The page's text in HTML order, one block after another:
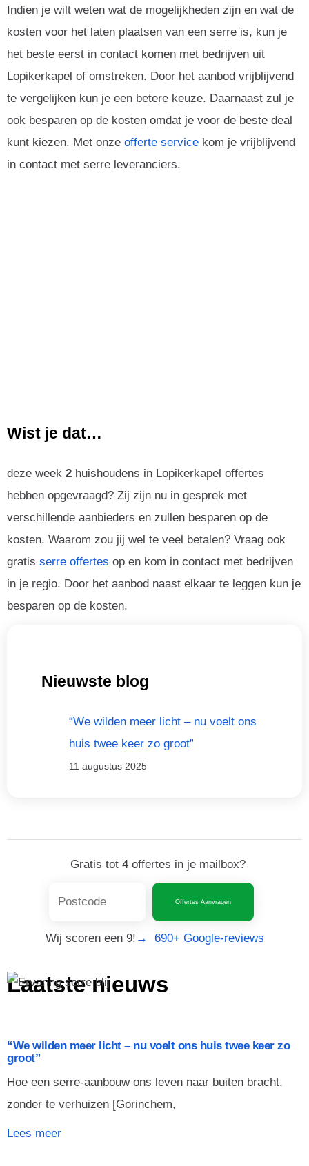
Indien je wilt weten wat de mogelijkheden zijn en wat de
kosten voor het laten plaatsen van een serre is, kun je
het beste eerst in contact komen met bedrijven uit
Lopikerkapel of omstreken. Door het aanbod vrijblijvend
te vergelijken kun je een betere keuze. Daarnaast zul je
ook besparen op de kosten omdat je voor de beste deal
kunt kiezen. Met onze offerte service kom je vrijblijvend
in contact met serre leveranciers.
Wist je dat…
deze week 2 huishoudens in Lopikerkapel offertes
hebben opgevraagd? Zij zijn nu in gesprek met
verschillende aanbieders en zullen besparen op de
kosten. Waarom zou jij wel te veel betalen? Vraag ook
gratis serre offertes op en kom in contact met bedrijven
in je regio. Door het aanbod naast elkaar te leggen kun je
besparen op de kosten.
Nieuwste blog
“We wilden meer licht – nu voelt ons
huis twee keer zo groot”
11 augustus 2025
Gratis tot 4 offertes in je mailbox?
Offertes Aanvragen
Wij scoren een 9! → 690+ Google-reviews
Laatste nieuws
“We wilden meer licht – nu voelt ons huis twee keer zo
groot”
Hoe een serre-aanbouw ons leven naar buiten bracht,
zonder te verhuizen [Gorinchem,
Lees meer